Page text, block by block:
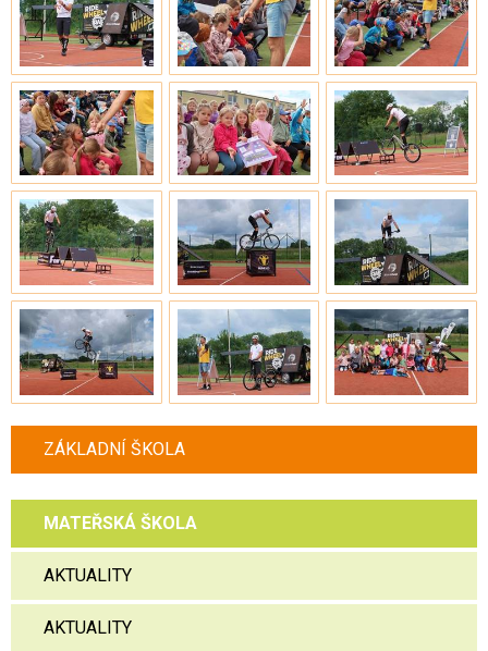
ZÁKLADNÍ ŠKOLA
MATEŘSKÁ ŠKOLA
AKTUALITY
AKTUALITY